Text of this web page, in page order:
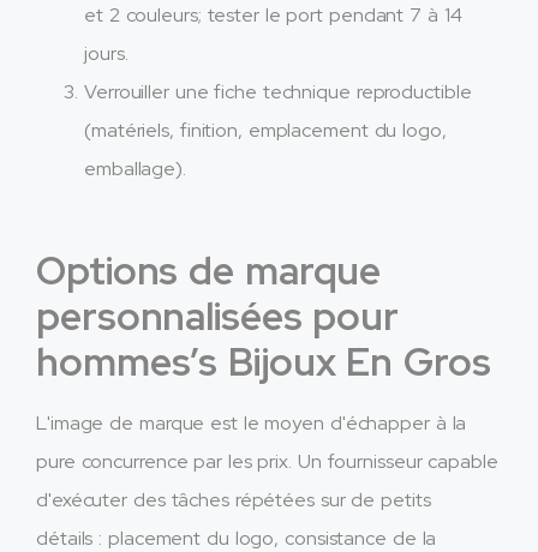
et 2 couleurs; tester le port pendant 7 à 14
jours.
Verrouiller une fiche technique reproductible
(matériels, finition, emplacement du logo,
emballage).​
Options de marque
personnalisées pour
hommes’s Bijoux En Gros
L'image de marque est le moyen d'échapper à la
pure concurrence par les prix. Un fournisseur capable
d'exécuter des tâches répétées sur de petits
détails : placement du logo, consistance de la